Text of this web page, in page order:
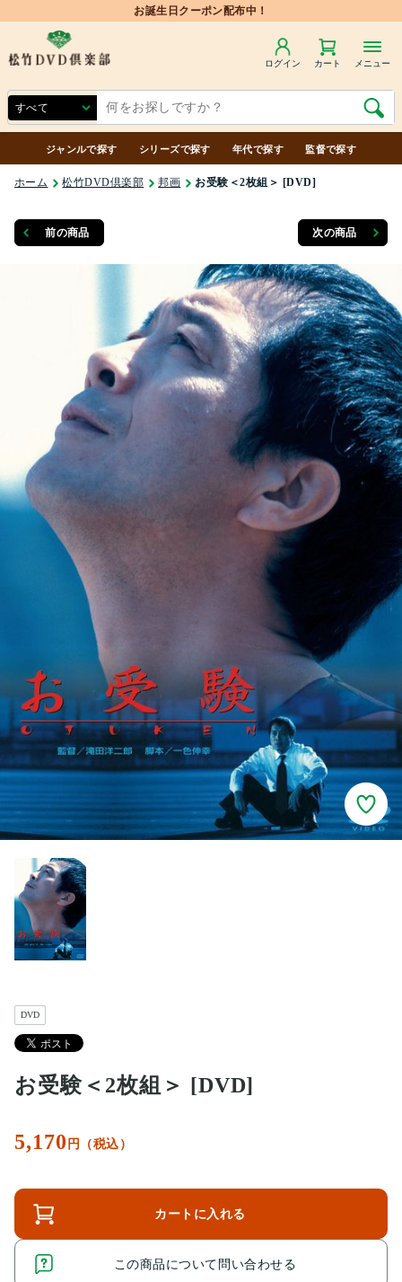
お誕生日クーポン配布中！
ログイン カート メニュー
ジャンルで探す シリーズで探す 年代で探す 監督で探す
ホーム 松竹DVD倶楽部 邦画 お受験＜2枚組＞ [DVD]
前の商品 次の商品
DVD
お受験＜2枚組＞ [DVD]
5,170 円（税込）
カートに入れる
この商品について問い合わせる